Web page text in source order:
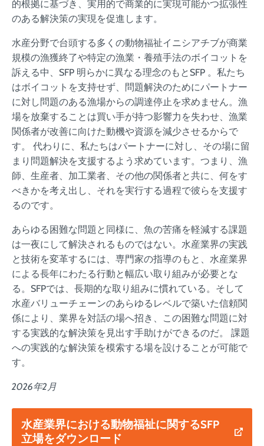
的根拠に基づき、実用的で商業的に実現可能かつ拡張性
のある解決策の実現を促進します。
水産分野で台頭する多くの動物福祉イニシアチブが商業
規模の漁獲終了や特定の漁業・養殖手法のボイコットを
訴える中、SFP 明らかに異なる理念のもとSFP 。私たち
はボイコットを支持せず、問題解決のためにパートナー
に対し問題のある漁場からの調達停止を求めません。漁
場を放棄することは買い手が持つ影響力を失わせ、漁業
関係者が改善に向けた動機や資源を減少させるからで
す。 代わりに、私たちはパートナーに対し、その場に留
まり問題解決を支援するよう求めています。つまり、漁
師、生産者、加工業者、その他の関係者と共に、何をす
べきかを考え出し、それを実行する過程で彼らを支援す
るのです。
あらゆる困難な問題と同様に、魚の苦痛を軽減する課題
は一夜にして解決されるものではない。水産業界の実践
と技術を変革するには、専門家の指導のもと、水産業界
による長年にわたる行動と幅広い取り組みが必要とな
る。SFPでは、長期的な取り組みに慣れている。そして
水産バリューチェーンのあらゆるレベルで築いた信頼関
係により、業界を対話の場へ招き、この困難な問題に対
する実践的な解決策を見出す手助けができるのだ。 課題
への実践的な解決策を模索する場を設けることが可能で
す。
2026年2月
水産業界における動物福祉に関するSFP
立場をダウンロード